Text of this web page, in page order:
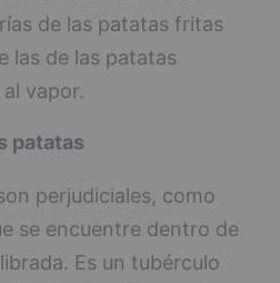
de las patatas fritas
las de las patatas
vapor.
patatas
perjudiciales, como
se encuentre dentro de
Es un tubérculo